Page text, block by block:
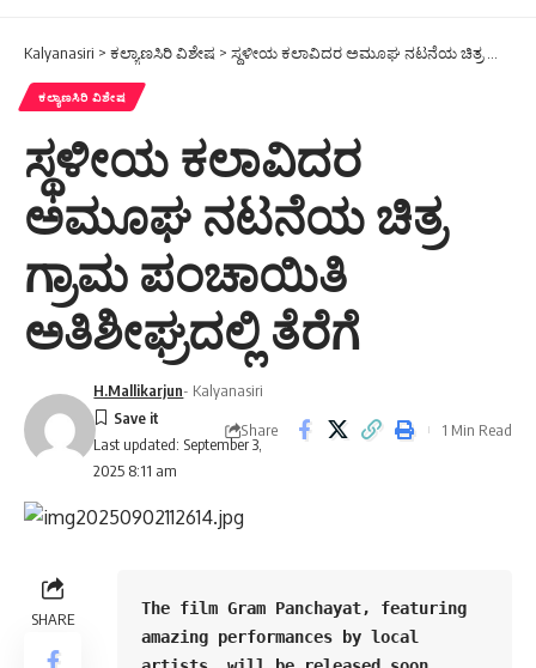
Kalyanasiri > ಕಲ್ಯಾಣಸಿರಿ ವಿಶೇಷ > ಸ್ಥಳೀಯ ಕಲಾವಿದರ ಅಮೂಘ ನಟನೆಯ ಚಿತ್ರ ಗ್ರಾಮ ಪಂಚಾಯಿತಿ ಅತಿಶೀಘ್ರದಲ್ಲಿ ತೆರೆಗೆ
ಕಲ್ಯಾಣಸಿರಿ ವಿಶೇಷ
ಸ್ಥಳೀಯ ಕಲಾವಿದರ
ಅಮೂಘ ನಟನೆಯ ಚಿತ್ರ
ಗ್ರಾಮ ಪಂಚಾಯಿತಿ
ಅತಿಶೀಘ್ರದಲ್ಲಿ ತೆರೆಗೆ
Last updated: September 3,
2025 8:11 am
H.Mallikarjun- Kalyanasiri
Share 1 Min Read
SHARE
The film Gram Panchayat, featuring
amazing performances by local